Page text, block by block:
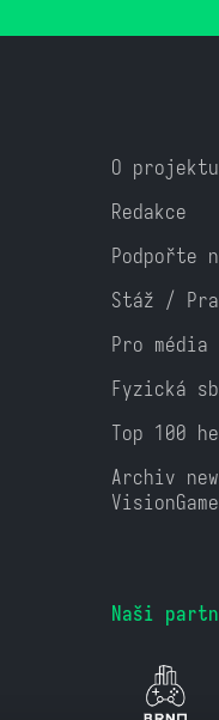
O projektu
Redakce
Podpořte
Stáž /
Pro média
Fyzická
Top 100
Archiv
Naši